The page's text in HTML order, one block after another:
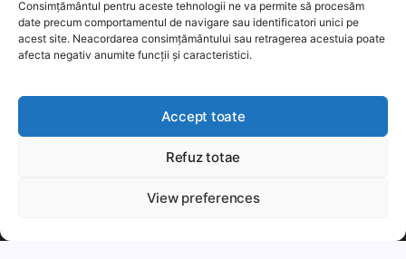
Consimțământul pentru aceste tehnologii ne va permite să procesăm
date precum comportamentul de navigare sau identificatori unici pe
acest site. Neacordarea consimțământului sau retragerea acestuia poate
afecta negativ anumite funcții și caracteristici.
Accept toate
Refuz totae
View preferences
This website uses cookies to improve your experience. We'll